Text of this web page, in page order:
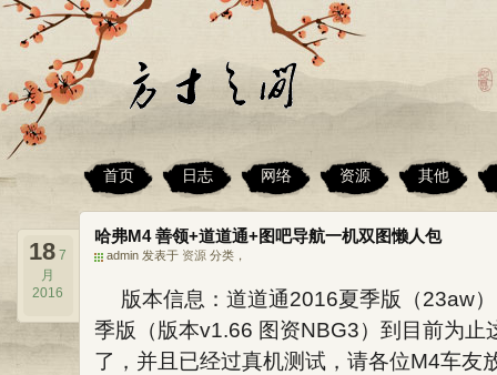
首页 日志 网络 资源 其他
哈弗M4 善领+道道通+图吧导航一机双图懒人包
admin 发表于 资源 分类，
18 7
月
2016
版本信息：道道通2016夏季版（23aw
季版（版本v1.66 图资NBG3）到目前为止
了，并且已经过真机测试，请各位M4车友